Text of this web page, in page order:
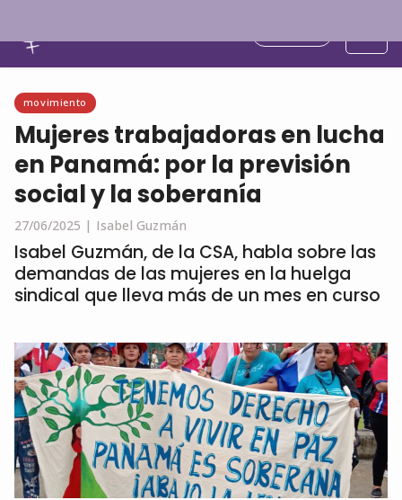
movimiento
Mujeres trabajadoras en lucha
en Panamá: por la previsión
social y la soberanía
27/06/2025 | Isabel Guzmán
Isabel Guzmán, de la CSA, habla sobre las
demandas de las mujeres en la huelga
sindical que lleva más de un mes en curso